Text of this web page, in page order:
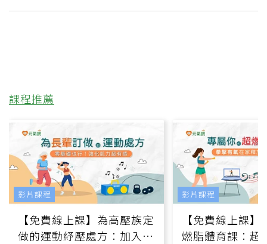
課程推薦
【免費線上課】為高壓族定
做的運動紓壓處方：加入行
影片課程
【免費線上課
燃脂體育課：超
影片課程